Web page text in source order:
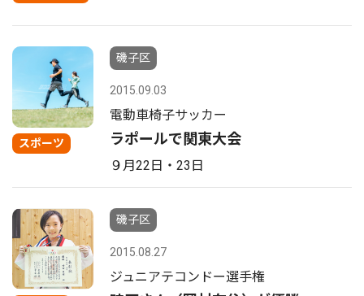
スポーツ
磯子区
2015.09.03
電動車椅子サッカー
ラポールで関東大会
９月22日・23日
磯子区
2015.08.27
ジュニアテコンドー選手権